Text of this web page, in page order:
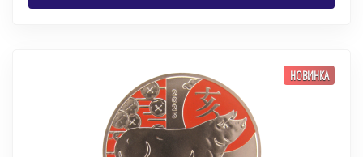
НОВИНКА